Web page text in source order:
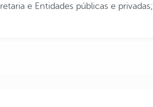
e Entidades públicas e privadas;